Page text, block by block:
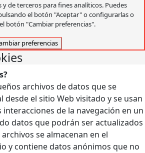
de terceros para fines analíticos. Puedes
el botón "Aceptar" o configurarlas o
botón "Cambiar preferencias".
preferencias
archivos de datos que se
desde el sitio Web visitado y se usan
de la navegación en un
datos que podrán ser actualizados
se almacenan en el
y contiene datos anónimos que no